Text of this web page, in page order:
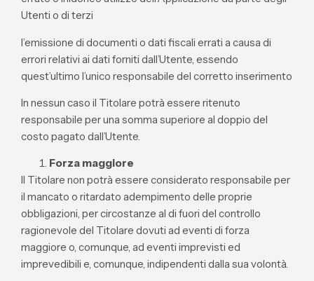
Utenti o di terzi
l’emissione di documenti o dati fiscali errati a causa di
errori relativi ai dati forniti dall’Utente, essendo
quest’ultimo l’unico responsabile del corretto inserimento
In nessun caso il Titolare potrà essere ritenuto
responsabile per una somma superiore al doppio del
costo pagato dall’Utente.
Forza maggiore
Il Titolare non potrà essere considerato responsabile per
il mancato o ritardato adempimento delle proprie
obbligazioni, per circostanze al di fuori del controllo
ragionevole del Titolare dovuti ad eventi di forza
maggiore o, comunque, ad eventi imprevisti ed
imprevedibili e, comunque, indipendenti dalla sua volontà.